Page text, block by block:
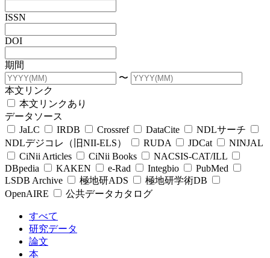
ISSN
DOI
期間
〜
本文リンク
本文リンクあり
データソース
JaLC
IRDB Crossref DataCite
NDLサーチ
NDLデジコレ（旧NII-ELS）
RUDA JDCat
NINJAL
CiNii Articles
CiNii Books
NACSIS-CAT/ILL
DBpedia
KAKEN e-Rad Integbio
PubMed
LSDB Archive
極地研ADS
極地研学術DB
OpenAIRE
公共データカタログ
すべて
研究データ
論文
本